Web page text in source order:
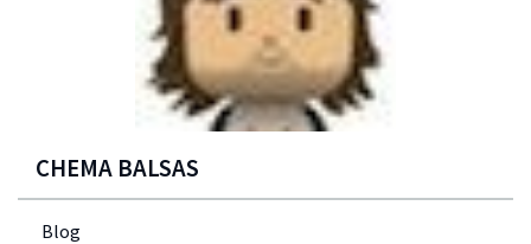
CHEMA BALSAS
Blog